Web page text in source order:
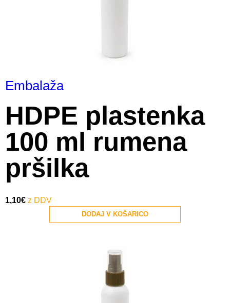
Embalaža
HDPE plastenka
100 ml rumena
pršilka
1,10€
DODAJ V KOŠARICO